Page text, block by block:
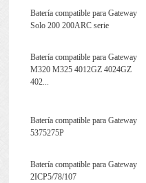
Batería compatible para Gateway
Solo 200 200ARC serie
Batería compatible para Gateway
M320 M325 4012GZ 4024GZ
402...
Batería compatible para Gateway
5375275P
Batería compatible para Gateway
2ICP5/78/107